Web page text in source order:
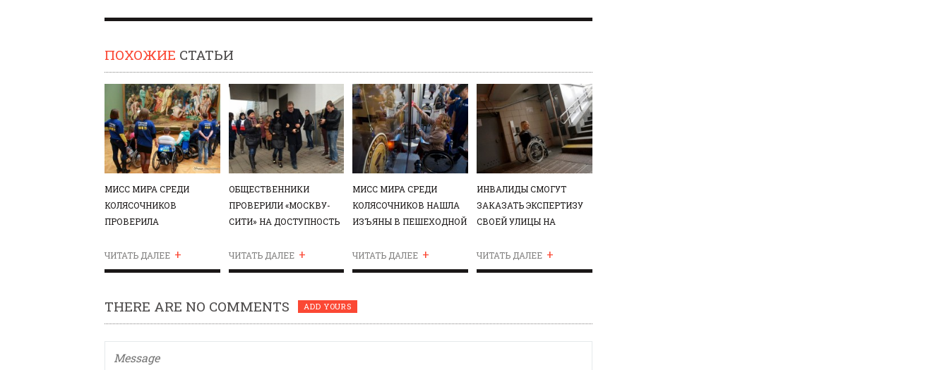
ПОХОЖИЕ СТАТЬИ
МИСС МИРА СРЕДИ
КОЛЯСОЧНИКОВ
ПРОВЕРИЛА
ГАЛЕРЕЮ НА
ДОСТУПНОСТЬ
ЧИТАТЬ ДАЛЕЕ +
ОБЩЕСТВЕННИКИ
ПРОВЕРИЛИ «МОСКВУ-
СИТИ» НА ДОСТУПНОСТЬ
ЧИТАТЬ ДАЛЕЕ +
МИСС МИРА СРЕДИ
КОЛЯСОЧНИКОВ НАШЛА
ИЗЪЯНЫ В ПЕШЕХОДНОЙ
ЧИТАТЬ ДАЛЕЕ +
ИНВАЛИДЫ СМОГУТ
ЗАКАЗАТЬ ЭКСПЕРТИЗУ
СВОЕЙ УЛИЦЫ НА
ЧИТАТЬ ДАЛЕЕ +
THERE ARE NO COMMENTS ADD YOURS